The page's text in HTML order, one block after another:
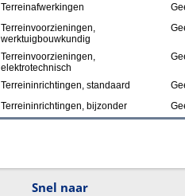
Terreinafwerkingen
Terreinvoorzieningen,
werktuigbouwkundig
Terreinvoorzieningen,
elektrotechnisch
Terreininrichtingen, standaard
Terreininrichtingen, bijzonder
Snel naar